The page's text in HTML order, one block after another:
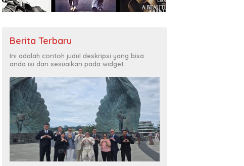
Berita Terbaru
Ini adalah contoh judul deskripsi yang bisa
anda isi dan sesuaikan pada widget